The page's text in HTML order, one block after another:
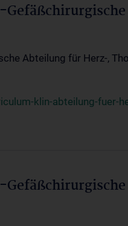
Abteilung für Herz-,
klin-abteilung-fuer-